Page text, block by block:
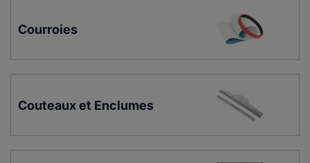
Courroies
Couteaux et Enclumes